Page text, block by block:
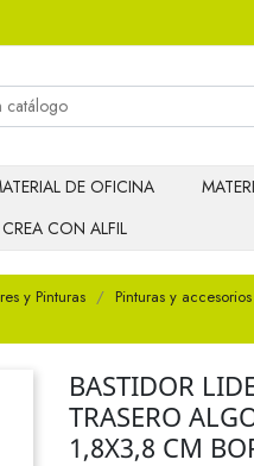
DE OFICINA
CREA CON ALFIL
y Pinturas Pinturas y accesorios
BASTIDOR
TRASERO
1,8X3,8 CM